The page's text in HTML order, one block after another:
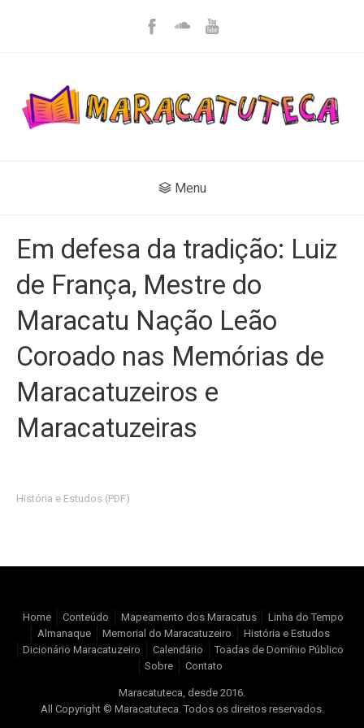
Menu
Em defesa da tradição: Luiz
de França, Mestre do
Maracatu Nação Leão
Coroado nas Memórias de
Maracatuzeiros e
Maracatuzeiras
História e Estudos (PDF)
Home Conteúdo Mapeamento dos Maracatus
Linha do Tempo
Almanaque
Memorial do Maracatuzeiro
História e Estudos
Dicionário Maracatuzeiro
Calendário
Toadas de Domínio Público
Sobre
Contato
Maracatuteca, desde 2016.
All Copyright © Maracatuteca. Todos os direitos reservados.